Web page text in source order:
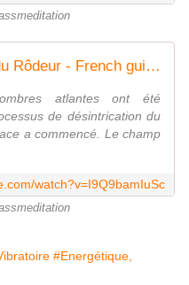
Méditation pour se libérer du Rôdeur - French guided audio
atlantes ont été
de désintrication du
a commencé. Le champ
watch?v=I9Q9bamIuSc
#Energétique,